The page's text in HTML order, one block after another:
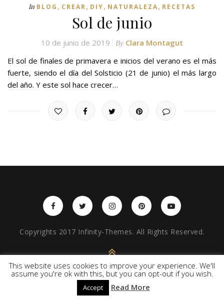
In BLOG , CREAR, DIY, NATURALEZA, RECETAS
Sol de junio
10 de junio de 2019 By Clara Montagut
El sol de finales de primavera e inicios del verano es el más
fuerte, siendo el día del Solsticio (21 de junio) el más largo
del año. Y este sol hace crecer…
Copyrights 2017 Infinity-Themes. All Rights Reserved.
BACK TO TOP
This website uses cookies to improve your experience. We'll
assume you're ok with this, but you can opt-out if you wish.
Accept Read More